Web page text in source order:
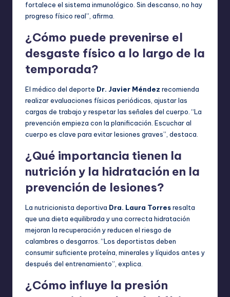
fortalece el sistema inmunológico. Sin descanso, no hay
progreso físico real”, afirma.
¿Cómo puede prevenirse el
desgaste físico a lo largo de la
temporada?
El médico del deporte Dr. Javier Méndez recomienda
realizar evaluaciones físicas periódicas, ajustar las
cargas de trabajo y respetar las señales del cuerpo. “La
prevención empieza con la planificación. Escuchar al
cuerpo es clave para evitar lesiones graves”, destaca.
¿Qué importancia tienen la
nutrición y la hidratación en la
prevención de lesiones?
La nutricionista deportiva Dra. Laura Torresresalta
que una dieta equilibrada y una correcta hidratación
mejoran la recuperación y reducen el riesgo de
calambres o desgarros. “Los deportistas deben
consumir suficiente proteína, minerales y líquidos antes y
después del entrenamiento”, explica.
¿Cómo influye la presión